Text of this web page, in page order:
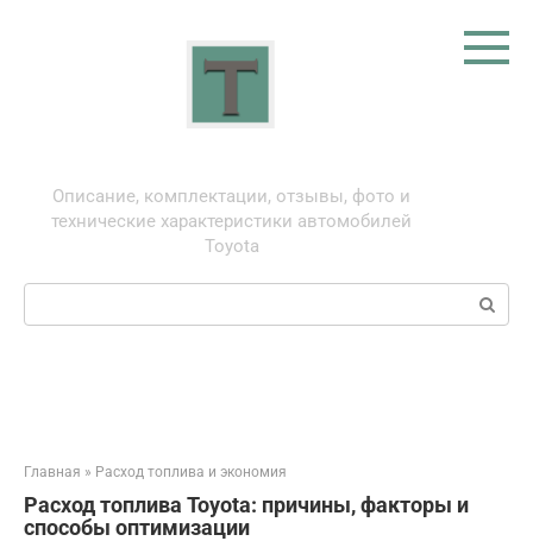
Описание, комплектации, отзывы, фото и
технические характеристики автомобилей
Toyota
Поиск:
Главная » Расход топлива и экономия
Расход топлива Toyota: причины, факторы и
способы оптимизации